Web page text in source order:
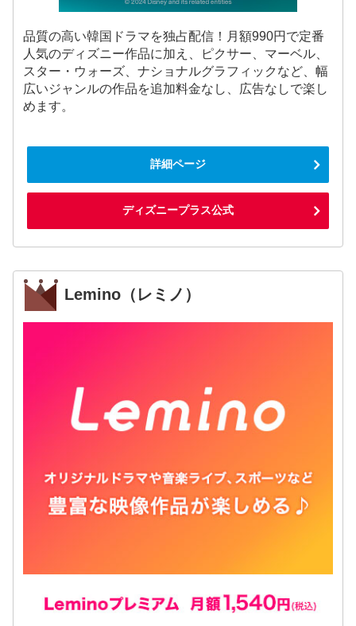
品質の高い韓国ドラマを独占配信！月額990円で定番
人気のディズニー作品に加え、ピクサー、マーベル、
スター・ウォーズ、ナショナルグラフィックなど、幅
広いジャンルの作品を追加料金なし、広告なしで楽し
めます。
詳細ページ
ディズニープラス公式
Lemino（レミノ）